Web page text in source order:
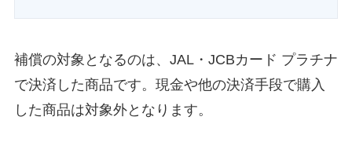
補償の対象となるのは、JAL・JCBカード プラチナ
で決済した商品です。現金や他の決済手段で購入
した商品は対象外となります。